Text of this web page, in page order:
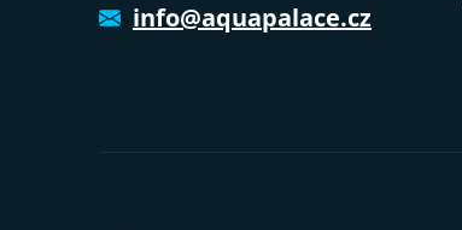
info@aquapalace.cz